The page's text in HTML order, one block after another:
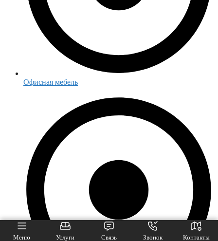
Меню Услуги Связь Звонок Контакты
Офисная мебель